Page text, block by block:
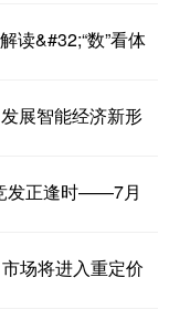
读&#32;“数”看体
展智能经济新形
发正逢时——7月
场将进入重定价